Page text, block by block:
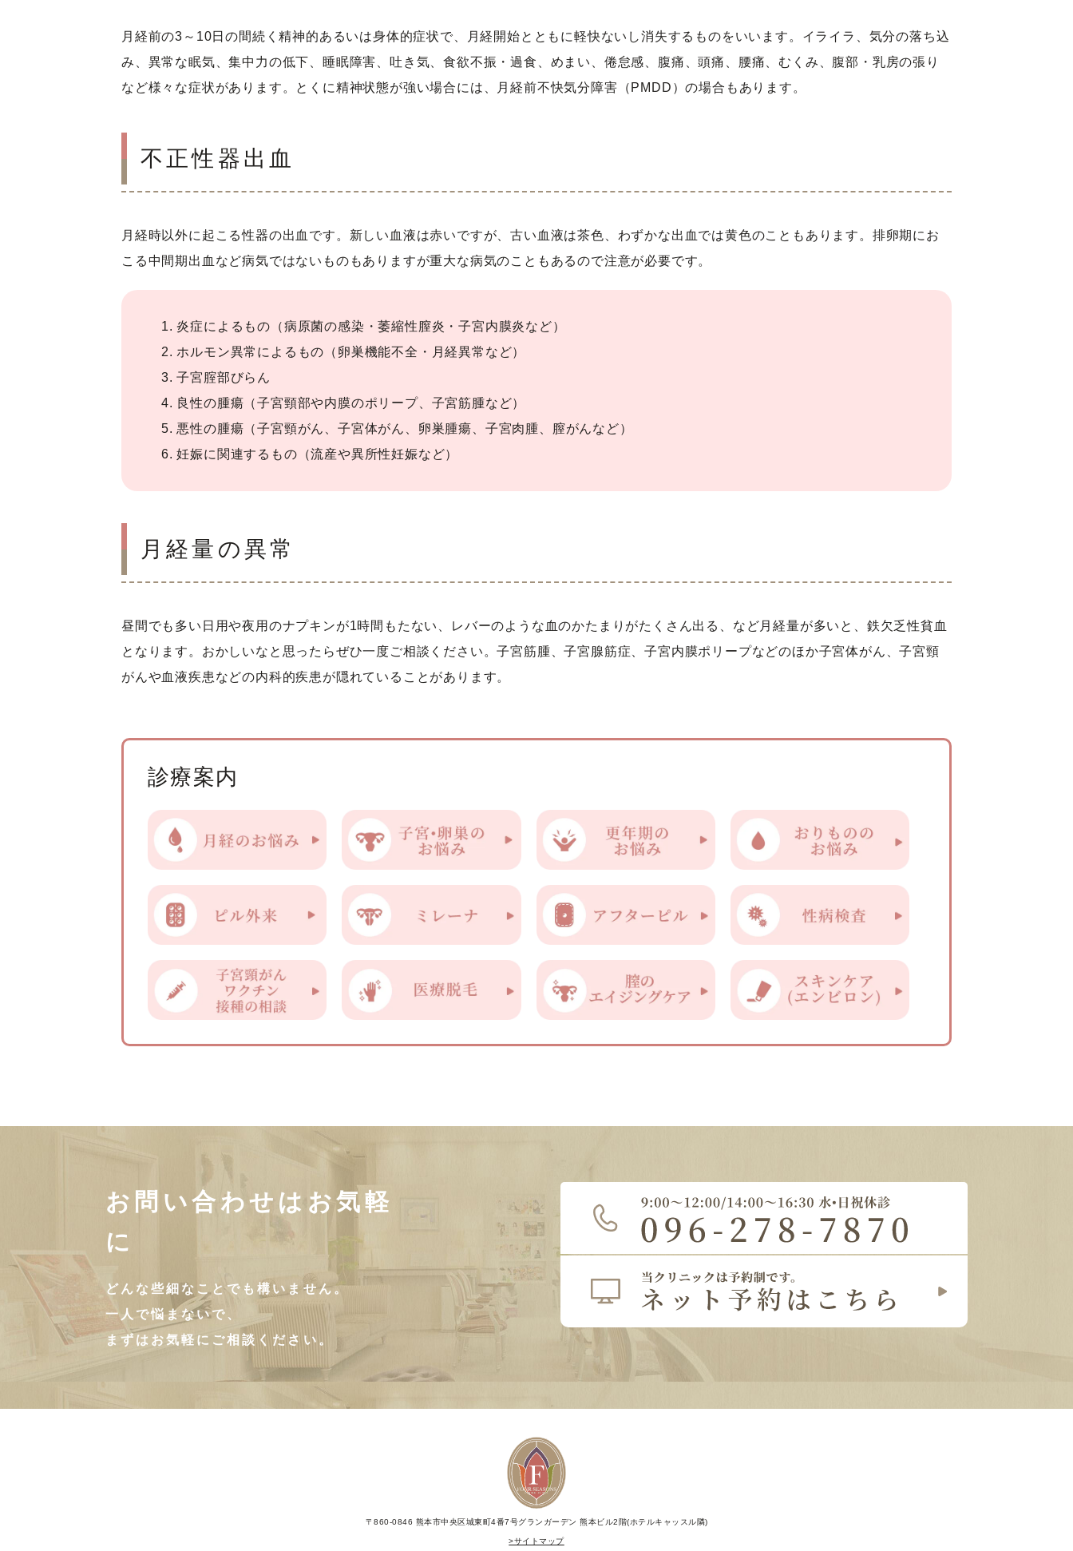
月経前の3～10日の間続く精神的あるいは身体的症状で、月経開始とともに軽快ないし消失するものをいいます。イライラ、気分の落ち込
み、異常な眠気、集中力の低下、睡眠障害、吐き気、食欲不振・過食、めまい、倦怠感、腹痛、頭痛、腰痛、むくみ、腹部・乳房の張り
など様々な症状があります。とくに精神状態が強い場合には、月経前不快気分障害（PMDD）の場合もあります。
不正性器出血
月経時以外に起こる性器の出血です。新しい血液は赤いですが、古い血液は茶色、わずかな出血では黄色のこともあります。排卵期にお
こる中間期出血など病気ではないものもありますが重大な病気のこともあるので注意が必要です。
1. 炎症によるもの （病原菌の感染・萎縮性膣炎・子宮内膜炎など）
2. ホルモン異常によるもの （卵巣機能不全・月経異常など）
3. 子宮腟部びらん
4. 良性の腫瘍 （子宮頸部や内膜のポリープ、 子宮筋腫など）
5. 悪性の腫瘍 （子宮頸がん、子宮体がん、 卵巣腫瘍、子宮肉腫、
膣がんなど）
6. 妊娠に関連するもの （流産や異所性妊娠など）
月経量の異常
昼間でも多い日用や夜用のナプキンが1時間もたない、レバーのような血のかたまりがたくさん出る、など月経量が多いと、鉄欠乏性貧血
となります。おかしいなと思ったらぜひ一度ご相談ください。子宮筋腫、子宮腺筋症、子宮内膜ポリープなどのほか子宮体がん、子宮頸
がんや血液疾患などの内科的疾患が隠れていることがあります。
診療案内
お問い合わせはお気軽
に
どんな些細なことでも構いません。
一人で悩まないで、
まずはお気軽にご相談ください。
〒860-0846 熊本市中央区城東町4番7号グランガーデン 熊本ビル2階(ホテルキャッスル隣)
>サイトマップ